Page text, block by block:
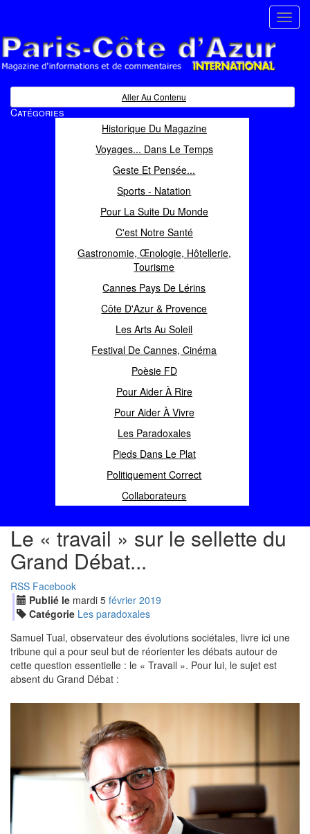
Magazine d'informations et de commentaires
Aller Au Contenu
Catégories
Historique Du Magazine
Voyages... Dans Le Temps
Geste Et Pensée...
Sports - Natation
Pour La Suite Du Monde
C'est Notre Santé
Gastronomie, Œnologie, Hôtellerie,
Tourisme
Cannes Pays De Lérins
Côte D'Azur & Provence
Les Arts Au Soleil
Festival De Cannes, Cinéma
Poèsie FD
Pour Aider À Rire
Pour Aider À Vivre
Les Paradoxales
Pieds Dans Le Plat
Politiquement Correct
Collaborateurs
Le « travail » sur le sellette du
Grand Débat...
RSS Facebook
Publié le mardi 5 février 2019
Catégorie Les paradoxales
Samuel Tual, observateur des évolutions sociétales, livre ici une
tribune qui a pour seul but de réorienter les débats autour de
cette question essentielle : le « Travail ». Pour lui, le sujet est
absent du Grand Débat :